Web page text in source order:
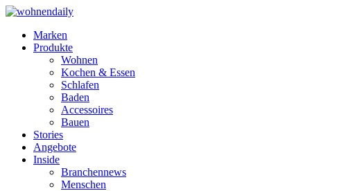
Marken
Produkte
Wohnen
Kochen & Essen
Schlafen
Baden
Accessoires
Bauen
Stories
Angebote
Inside
Branchennews
Menschen